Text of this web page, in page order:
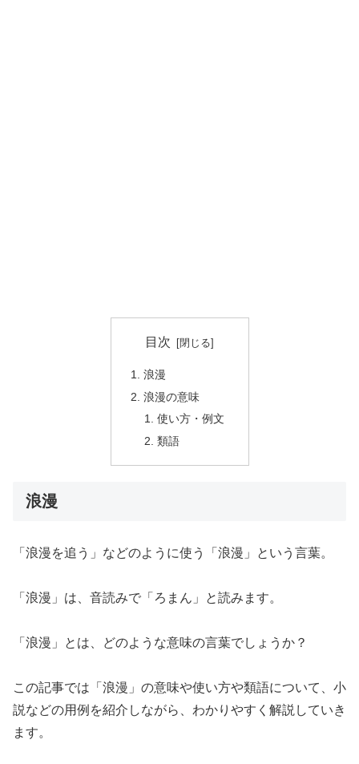
目次
浪漫
浪漫の意味
使い方・例文
類語
浪漫
「浪漫を追う」などのように使う「浪漫」という言葉。
「浪漫」は、音読みで「ろまん」と読みます。
「浪漫」とは、どのような意味の言葉でしょうか？
この記事では「浪漫」の意味や使い方や類語について、小
説などの用例を紹介しながら、わかりやすく解説していき
ます。